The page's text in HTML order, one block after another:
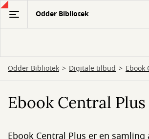
Gå
hovedindhold
Odder Bibliotek
Odder Bibliotek Digitale tilbud Ebook
Ebook Central Plus
Ebook Central Plus er en samling